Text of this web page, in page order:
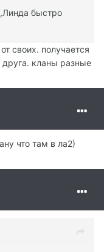
быстро
своих. получается
друга. кланы разные
что там в ла2)